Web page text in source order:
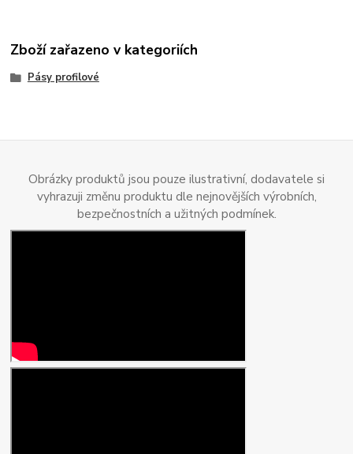
Zboží zařazeno v kategoriích
Pásy profilové
Obrázky produktů jsou pouze ilustrativní, dodavatele si
vyhrazuji změnu produktu dle nejnovějších výrobních,
bezpečnostních a užitných podmínek.